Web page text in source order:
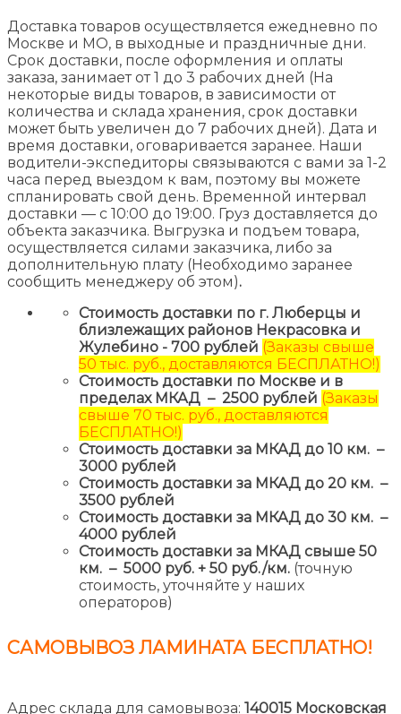
Доставка товаров осуществляется ежедневно по
Москве и МО, в выходные и праздничные дни.
Срок доставки, после оформления и оплаты
заказа, занимает от 1 до 3 рабочих дней (На
некоторые виды товаров, в зависимости от
количества и склада хранения, срок доставки
может быть увеличен до 7 рабочих дней). Дата и
время доставки, оговаривается заранее. Наши
водители-экспедиторы связываются с вами за 1-2
часа перед выездом к вам, поэтому вы можете
спланировать свой день. Временной интервал
доставки — с 10:00 до 19:00. Груз доставляется до
объекта заказчика. Выгрузка и подъем товара,
осуществляется силами заказчика, либо за
дополнительную плату (Необходимо заранее
сообщить менеджеру об этом).
Стоимость доставки по г. Люберцы и
близлежащих районов Некрасовка и
Жулебино - 700 рублей (Заказы свыше
50 тыс. руб., доставляются БЕСПЛАТНО!)
Стоимость доставки по Москве и в
пределах МКАД – 2500 рублей (Заказы
свыше 70 тыс. руб., доставляются
БЕСПЛАТНО!)
Стоимость доставки за МКАД до 10 км. –
3000 рублей
Стоимость доставки за МКАД до 20 км. –
3500 рублей
Стоимость доставки за МКАД до 30 км. –
4000 рублей
Стоимость доставки за МКАД свыше 50
км. – 5000 руб. + 50 руб./км. (точную
стоимость, уточняйте у наших
операторов)
САМОВЫВОЗ ЛАМИНАТА БЕСПЛАТНО!
Адрес склада для самовывоза: 140015 Московская